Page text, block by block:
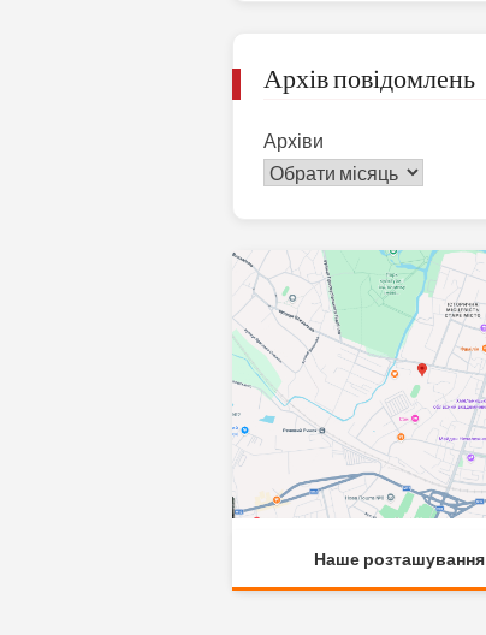
Архів повідомлень
Архіви
Наше розташування